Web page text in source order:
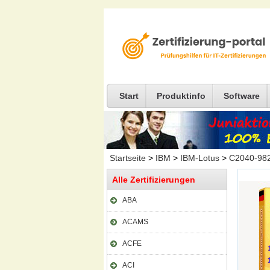
Start Produktinfo Software
Startseite > IBM > IBM-Lotus > C2040-
Alle Zertifizierungen
ABA
ACAMS
ACFE
ACI